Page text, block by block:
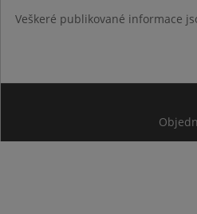
Veškeré publikované informace